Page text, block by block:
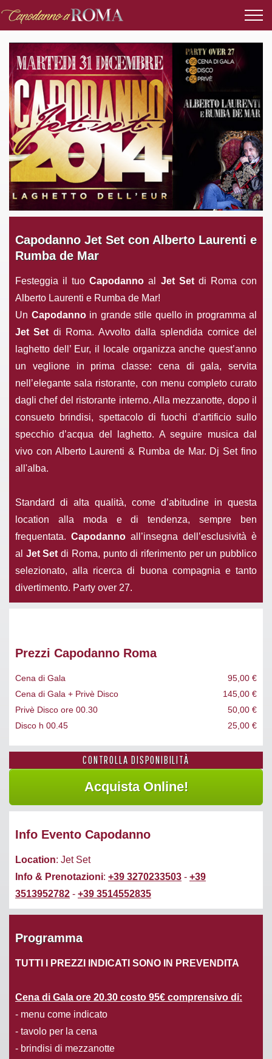
Capodanno Jet Set con Alberto Laurenti e
Rumba de Mar
Festeggia il tuoCapodannoal Jet Setdi Roma con
Alberto Laurenti e Rumba de Mar!
Un Capodannoin grande stile quello in programma al
Jet Set di Roma. Avvolto dalla splendida cornice del
laghetto dell’ Eur, il locale organizza anche quest’anno
un veglione in prima classe: cena di gala, servita
nell’elegante sala ristorante, con menu completo curato
dagli chef del ristorante interno. Alla mezzanotte, dopo il
consueto brindisi, spettacolo di fuochi d’artificio sullo
specchio d’acqua del laghetto. A seguire musica dal
vivo con Alberto Laurenti & Rumba de Mar. Dj Set fino
all'alba.
Standard di alta qualità, come d’abitudine in questa
location alla moda e di tendenza, sempre ben
frequentata. Capodanno all’insegna dell’esclusività è
al Jet Setdi Roma, punto di riferimento per un pubblico
selezionato, alla ricerca di buona compagnia e tanto
divertimento. Party over 27.
Prezzi Capodanno Roma
Cena di Gala
95,00 €
Cena di Gala + Privè Disco
145,00 €
Privè Disco ore 00.30
50,00 €
Disco h 00.45
25,00 €
CONTROLLA DISPONIBILITÀ
Info Evento Capodanno
Location: Jet Set
Info & Prenotazioni: +39 3270233503 - +39
3513952782 - +39 3514552835
Programma
TUTTI I PREZZI INDICATI SONO IN PREVENDITA
Cena di Gala ore 20.30 costo 95€ comprensivo di:
- menu come indicato
- tavolo per la cena
- brindisi di mezzanotte